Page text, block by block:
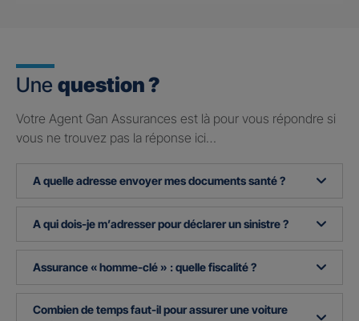
Une question ?
Votre Agent Gan Assurances est là pour vous répondre si
vous ne trouvez pas la réponse ici…
A quelle adresse envoyer mes documents santé ?
A qui dois-je m’adresser pour déclarer un sinistre ?
Assurance « homme-clé » : quelle fiscalité ?
Combien de temps faut-il pour assurer une voiture